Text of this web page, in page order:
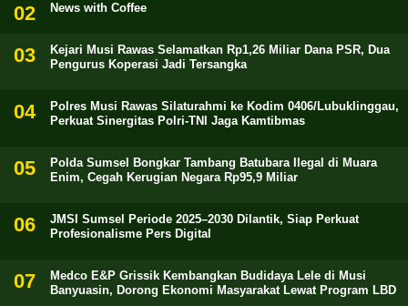
News with Coffee
Kejari Musi Rawas Selamatkan Rp1,26 Miliar Dana PSR, Dua
Pengurus Koperasi Jadi Tersangka
Polres Musi Rawas Silaturahmi ke Kodim 0406/Lubuklinggau,
Perkuat Sinergitas Polri-TNI Jaga Kamtibmas
Polda Sumsel Bongkar Tambang Batubara Ilegal di Muara
Enim, Cegah Kerugian Negara Rp95,9 Miliar
JMSI Sumsel Periode 2025–2030 Dilantik, Siap Perkuat
Profesionalisme Pers Digital
Medco E&P Grissik Kembangkan Budidaya Lele di Musi
Banyuasin, Dorong Ekonomi Masyarakat Lewat Program LBD